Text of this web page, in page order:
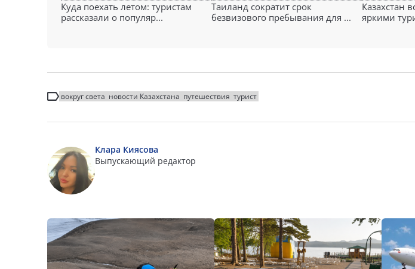
Куда поехать летом: туристам
рассказали о популяр...
Таиланд сократит срок
безвизового пребывания для ...
Казахстан
яркими
вокруг света новости Казахстана путешествия турист
Клара Киясова
Выпускающий редактор